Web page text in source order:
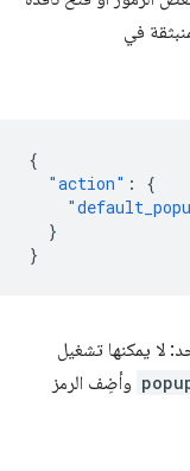
في
{
"action" :
{
}
}
لا يمكنها تشغيل
وأضِف الرمز